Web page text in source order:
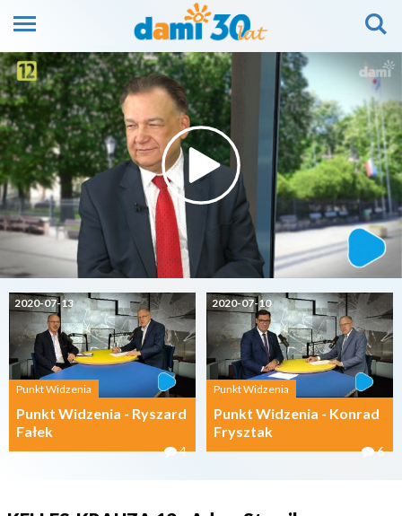
2020-07-13
Punkt Widzenia
Punkt Widzenia - Ryszard
Fałek
4
2020-07-10
Punkt Widzenia
Punkt Widzenia - Konrad
Frysztak
6